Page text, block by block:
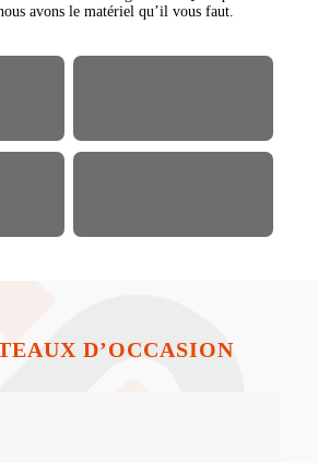
avons le matériel qu’il vous faut.
D’OCCASION